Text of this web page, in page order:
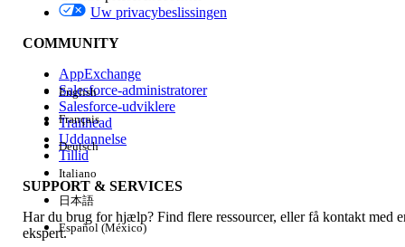
Version
Experience
Ryd alle Udført
Uw privacybeslissingen
COMMUNITY
AppExchange
Salesforce-administratorer
Salesforce-udviklere
Trailhead
Uddannelse
Tillid
SUPPORT & SERVICES
Har du brug for hjælp? Find flere ressourcer, eller få kontakt med
ekspert.
English
Français
Deutsch
Italiano
日本語
Español (México)